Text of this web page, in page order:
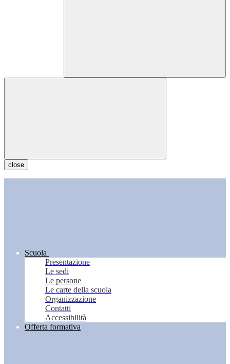
close
Scuola
Presentazione
Le sedi
Le persone
Le carte della scuola
Organizzazione
Contatti
Accessibilità
Offerta formativa